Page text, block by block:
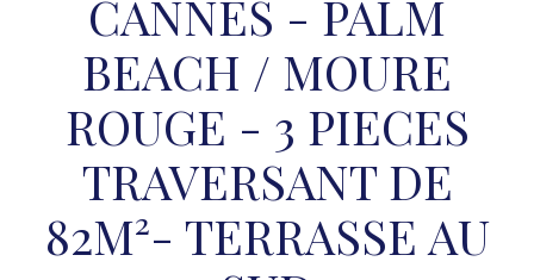
CANNES - PALM
BEACH / MOURE
ROUGE - 3 PIECES
TRAVERSANT DE
82M²- TERRASSE AU